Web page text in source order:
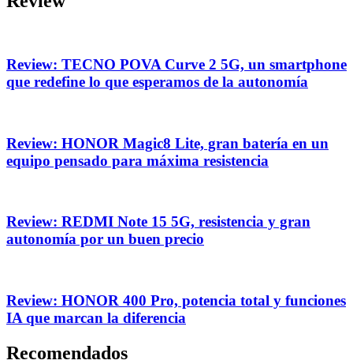
Review: TECNO POVA Curve 2 5G, un smartphone
que redefine lo que esperamos de la autonomía
Review: HONOR Magic8 Lite, gran batería en un
equipo pensado para máxima resistencia
Review: REDMI Note 15 5G, resistencia y gran
autonomía por un buen precio
Review: HONOR 400 Pro, potencia total y funciones
IA que marcan la diferencia
Recomendados